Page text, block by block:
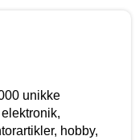
unikke
hobby,